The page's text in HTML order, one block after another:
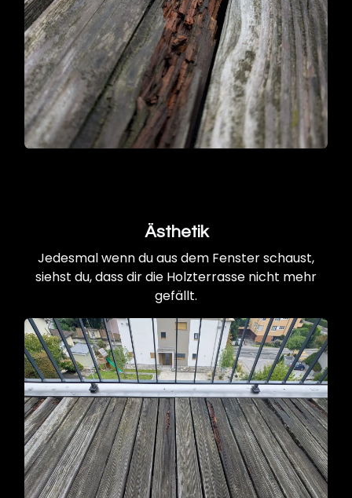
Ästhetik
Jedesmal wenn du aus dem Fenster schaust,
siehst du, dass dir die Holzterrasse nicht mehr
gefällt.